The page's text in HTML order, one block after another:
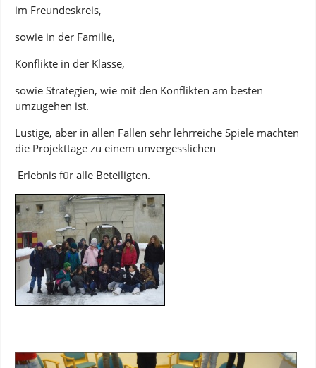
im Freundeskreis,
sowie in der Familie,
Konflikte in der Klasse,
sowie Strategien, wie mit den Konflikten am besten
umzugehen ist.
Lustige, aber in allen Fällen sehr lehrreiche Spiele machten
die Projekttage zu einem unvergesslichen
Erlebnis für alle Beteiligten.